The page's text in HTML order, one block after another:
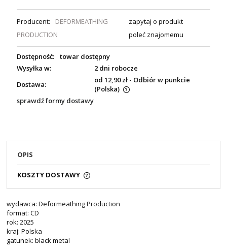
Producent:
DEFORMEATHING
PRODUCTION
zapytaj o produkt
poleć znajomemu
Dostępność:
towar dostępny
Wysyłka w:
2 dni robocze
Dostawa:
od 12,90 zł - Odbiór w punkcie
(Polska)
sprawdź formy dostawy
OPIS
KOSZTY DOSTAWY
wydawca: Deformeathing Production
format: CD
rok: 2025
kraj: Polska
gatunek: black metal